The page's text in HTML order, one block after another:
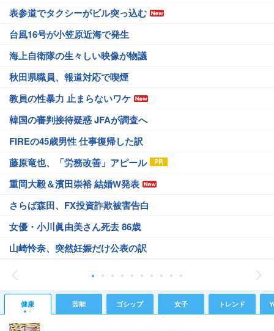
表参道でタクシーがビル突っ込む
台風16号が小笠原近海で発生
海上自衛隊の生々しい映像が物議
秋田県職員、報道対応で喫煙
教員の性暴力 止まらないワケ
韓国の審判接待疑惑 JFAが調査へ
FIREの45歳男性 仕事復帰した訳
藤原竜也、「労務改善」アピール
重岡大毅＆濱田崇裕 結婚W発表
さらば森田、FX投資詐欺被害告白
女優・小川眞由美さん死去 86歳
山崎怜奈、突然妊娠だけ公表の訳
健康 芸能 ゴシップ 女子 トレンド